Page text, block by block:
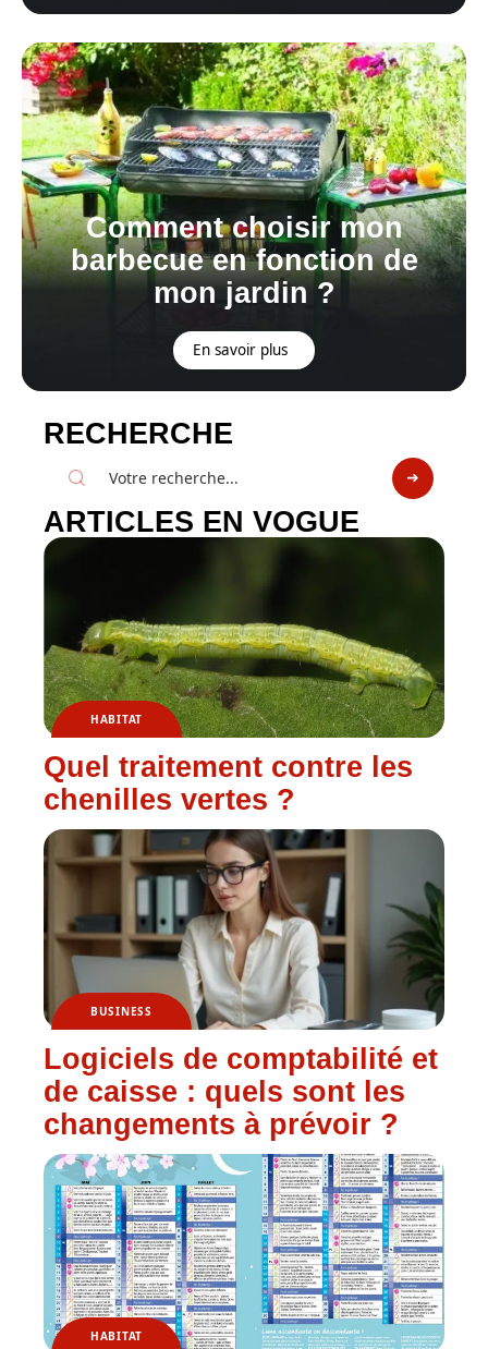
Comment choisir mon
barbecue en fonction de
mon jardin ?
En savoir plus
RECHERCHE
ARTICLES EN VOGUE
HABITAT
Quel traitement contre les
chenilles vertes ?
BUSINESS
Logiciels de comptabilité et
de caisse : quels sont les
changements à prévoir ?
HABITAT